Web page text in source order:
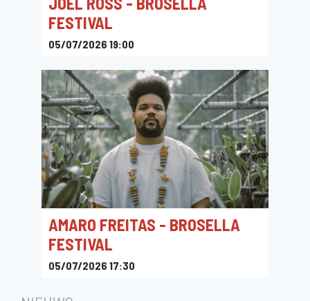
FESTIVAL
05/07/2026 19:00
AMARO FREITAS - BROSELLA
FESTIVAL
05/07/2026 17:30